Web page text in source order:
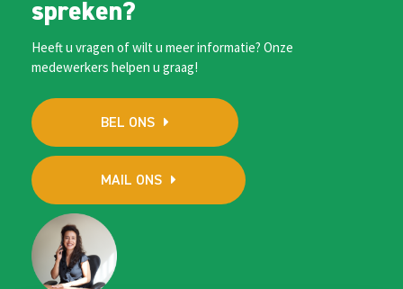
spreken?
Heeft u vragen of wilt u meer informatie? Onze
medewerkers helpen u graag!
BEL ONS
MAIL ONS